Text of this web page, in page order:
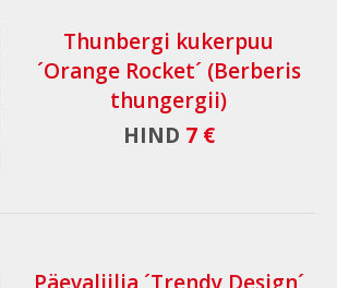
Thunbergi kukerpuu
´Orange Rocket´ (Berberis
thungergii)
HIND 7 €